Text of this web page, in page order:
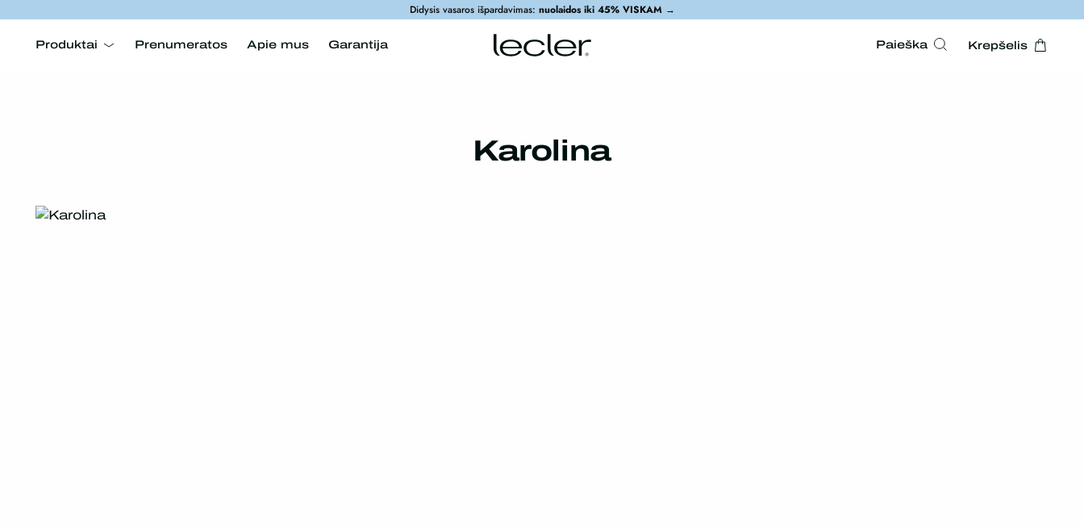
Didysis vasaros išpardavimas: nuolaidos iki 45% VISKAM→
Produktai Prenumeratos Apie mus Garantija Paieška Krepšelis
Karolina